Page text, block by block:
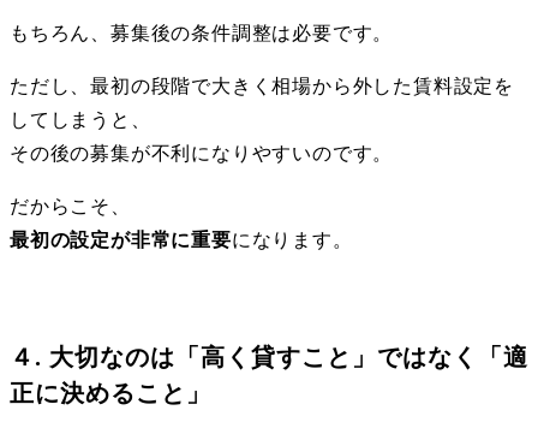
もちろん、募集後の条件調整は必要です。
ただし、最初の段階で大きく相場から外した賃料設定を
してしまうと、
その後の募集が不利になりやすいのです。
だからこそ、
最初の設定が非常に重要になります。
４. 大切なのは「高く貸すこと」ではなく「適
正に決めること」